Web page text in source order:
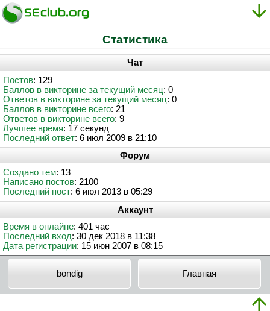
Статистика
Чат
Постов: 129
Баллов в викторине за текущий месяц: 0
Ответов в викторине за текущий месяц: 0
Баллов в викторине всего: 21
Ответов в викторине всего: 9
Лучшее время: 17 секунд
Последний ответ: 6 июл 2009 в 21:10
Форум
Создано тем: 13
Написано постов: 2100
Последний пост: 6 июл 2013 в 05:29
Аккаунт
Время в онлайне: 401 час
Последний вход: 30 дек 2018 в 11:38
Дата регистрации: 15 июн 2007 в 08:15
bondig Главная